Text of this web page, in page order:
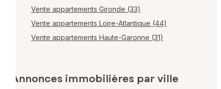
Vente appartements Gironde (33)
Vente appartements Loire-Atlantique (44)
Vente appartements Haute-Garonne (31)
Annonces immobilières par ville